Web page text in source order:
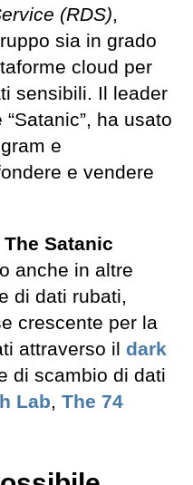
(RDS),
sia in grado
cloud per
sensibili. Il leader
ha usato
e
e vendere
The Satanic
anche in altre
di dati rubati,
crescente per la
attraverso il dark
di scambio di dati
Lab, The 74